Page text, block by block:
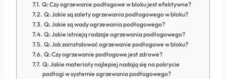
Q: Czy ogrzewanie podłogowe w bloku jest efektywne?
Q: Jakie są zalety ogrzewania podłogowego w bloku?
Q: Jakie są wady ogrzewania podłogowego?
Q: Jakie istnieją rodzaje ogrzewania podłogowego?
Q: Jak zainstalować ogrzewanie podłogowe w bloku?
Q: Czy ogrzewanie podłogowe jest zdrowe?
Q: Jakie materiały najlepiej nadają się na pokrycie
podłogi w systemie ogrzewania podłogowego?